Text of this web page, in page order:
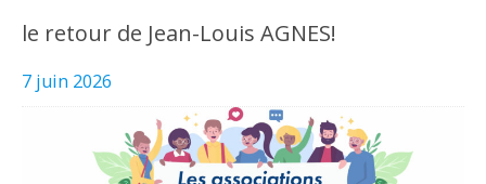
le retour de Jean-Louis AGNES!
7 juin 2026